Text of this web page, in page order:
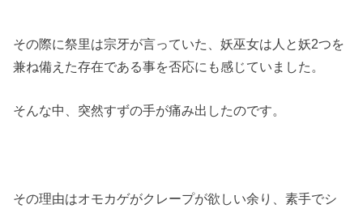
その際に祭里は宗牙が言っていた、妖巫女は人と妖2つを
兼ね備えた存在である事を否応にも感じていました。
そんな中、突然すずの手が痛み出したのです。
その理由はオモカゲがクレープが欲しい余り、素手でシ